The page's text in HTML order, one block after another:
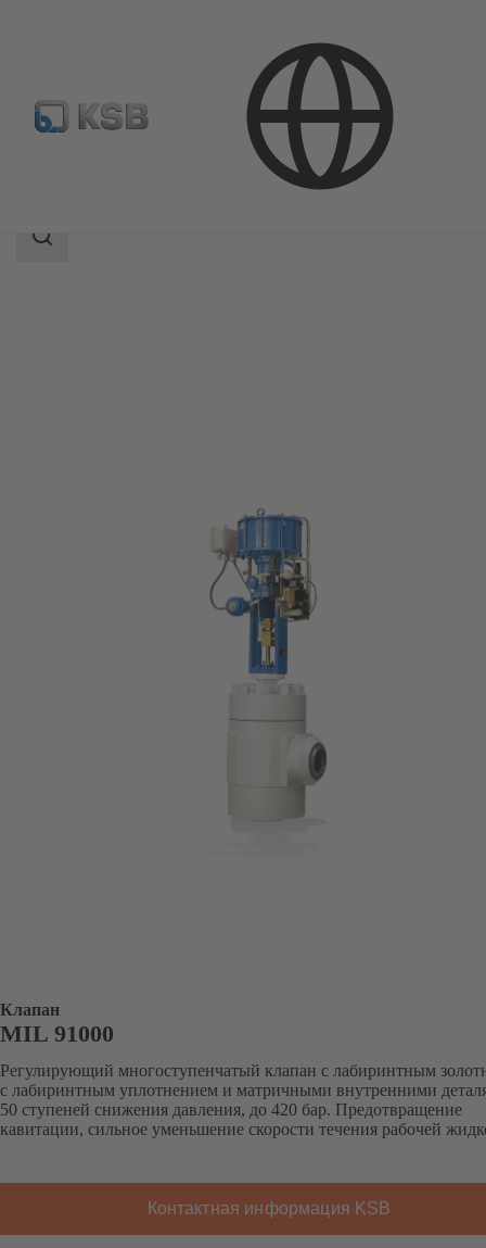
Каталог продукции MIL 91000
Область
Клапан
MIL 91000
Регулирующий многоступенчатый клапан с лабиринтным
с лабиринтным уплотнением и матричными внутренними
50 ступеней снижения давления, до 420 бар. Предотвращение
кавитации, сильное уменьшение скорости течения рабочей
Контактная информация KSB